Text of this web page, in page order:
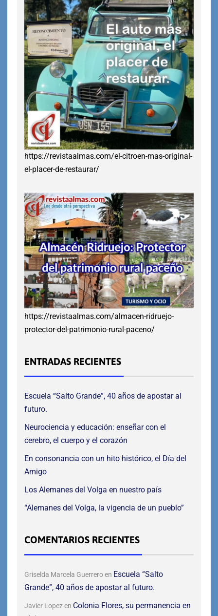
https://revistaalmas.com/el-citroen-mas-original-
el-placer-de-restaurar/
https://revistaalmas.com/almacen-ridruejo-
protector-del-patrimonio-rural-paceno/
ENTRADAS RECIENTES
Escuela “Salto Grande”, 40 años de apostar al
futuro.
Neurociencia y educación: enseñar con el
cerebro, el cuerpo y el corazón
En consonancia con un hito histórico, el Día del
Amigo
Los Alemanes del Volga en nuestro país
“Alemanes del Volga, la vigencia de un pueblo”
COMENTARIOS RECIENTES
Griselda Marcela Guerreroen Escuela “Salto
Grande”, 40 años de apostar al futuro.
Javier Lopezen Colonia Flores, su permanencia en